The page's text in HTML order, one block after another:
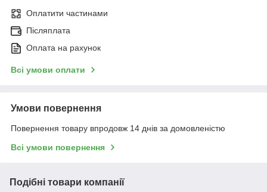
Оплатити частинами
Післяплата
Оплата на рахунок
Всі умови оплати
Умови повернення
Повернення товару впродовж 14 днів за домовленістю
Всі умови повернення
Подібні товари компанії